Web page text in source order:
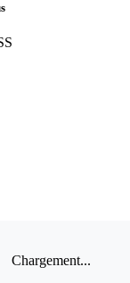
Chargement...